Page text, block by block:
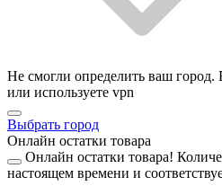
Не смогли определить ваш
или используете vpn
Выбрать город
Онлайн остатки товара
Онлайн остатки товара!
настоящем времени и